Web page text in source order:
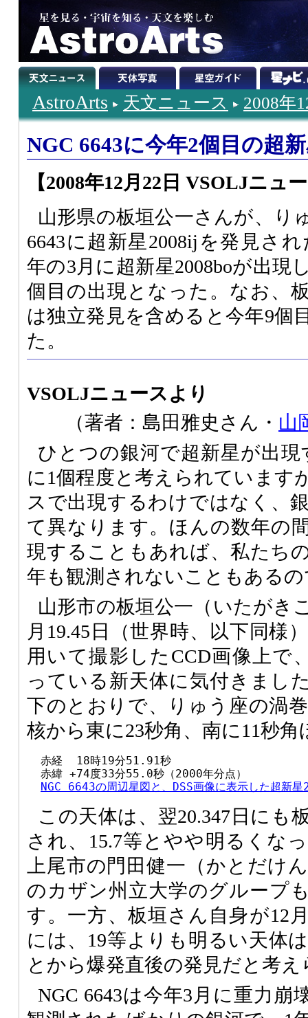
AstroArts 天文ニュース 2008年
NGC 6643に今年2個目の超
【2008年12月22日 VSOLJニュ
山形県の板垣公一さんが、り
6643に超新星2008ijを発見さ
年の3月に超新星2008boが出現
個目の出現となった。なお、
は独立発見を含めると今年9個
た。
VSOLJニュースより
（著者：島田雅史さん・ 山
ひとつの銀河で超新星が出現
に1個程度と考えられています
スで出現するわけではなく、
て異なります。ほんの数年の
現することもあれば、私たち
年も観測されないこともある
山形市の板垣公一（いたがき
月19.45日（世界時、以下同様
用いて撮影したCCD画像上で
っている新天体に気付きまし
下のとおりで、りゅう座の渦
核から東に23秒角、南に11秒
  赤経  18時19分51.91秒
  赤緯 +74度33分55.0秒（2000年分点）
NGC 6643の周辺星図と、DSS画像に表示した超新
この天体は、翌20.347日にも
され、15.7等とやや明るくな
上尾市の門田健一（かとだけ
のカザン州立大学のグループ
す。一方、板垣さん自身が12
には、19等よりも明るい天体
とから爆発直後の発見だと考
NGC 6643は今年3月に重力崩